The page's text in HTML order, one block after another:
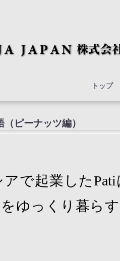
トップ
ピーナッツ編）
で起業したPati
をゆっくり暮ら